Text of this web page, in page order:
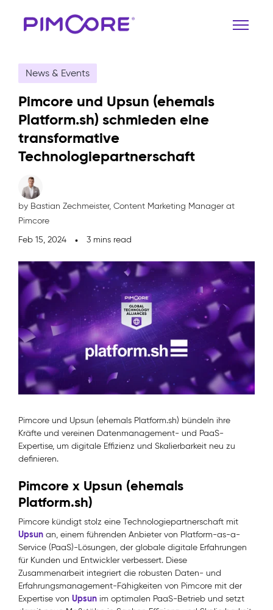
News & Events
Pimcore und Upsun (ehemals
Platform.sh) schmieden eine
transformative
Technologiepartnerschaft
by Bastian Zechmeister, Content Marketing Manager at
Pimcore
Feb 15, 2024
3 mins read
Pimcore und Upsun (ehemals Platform.sh) bündeln ihre
Kräfte und vereinen Datenmanagement- und PaaS-
Expertise, um digitale Effizienz und Skalierbarkeit neu zu
definieren.
Pimcore x Upsun (ehemals
Platform.sh)
Pimcore kündigt stolz eine Technologiepartnerschaft mit
Upsun an, einem führenden Anbieter von Platform-as-a-
Service (PaaS)-Lösungen, der globale digitale Erfahrungen
für Kunden und Entwickler verbessert. Diese
Zusammenarbeit integriert die robusten Daten- und
Erfahrungsmanagement-Fähigkeiten von Pimcore mit der
Expertise von Upsun im optimalen PaaS-Betrieb und setzt